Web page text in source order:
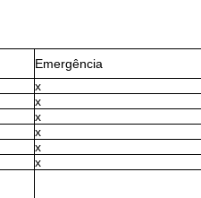
Emergência
x
x
x
x
x
x